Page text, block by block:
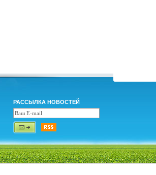
РАССЫЛКА НОВОСТЕЙ